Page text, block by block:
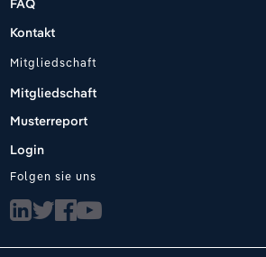
FAQ
Kontakt
Mitgliedschaft
Mitgliedschaft
Musterreport
Login
Folgen sie uns